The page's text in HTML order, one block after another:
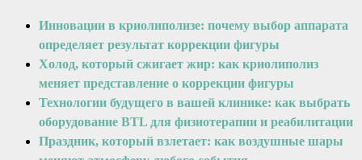
Инновации в криолиполизе: почему выбор аппарата
определяет результат коррекции фигуры
Холод, который сжигает жир: как криолиполиз
меняет представление о коррекции фигуры
Технологии будущего в вашей клинике: как выбрать
оборудование BTL для физиотерапии и реабилитации
Праздник, который взлетает: как воздушные шары